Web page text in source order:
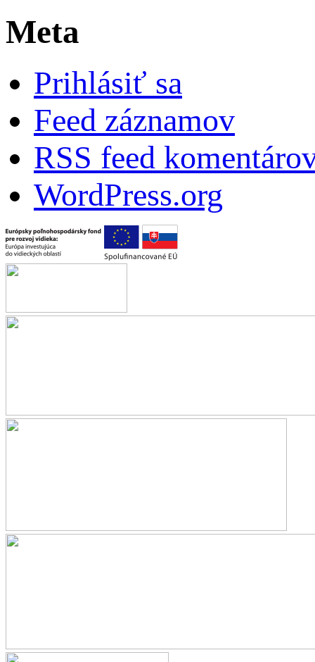
Meta
Prihlásiť sa
Feed záznamov
RSS feed
WordPress.org